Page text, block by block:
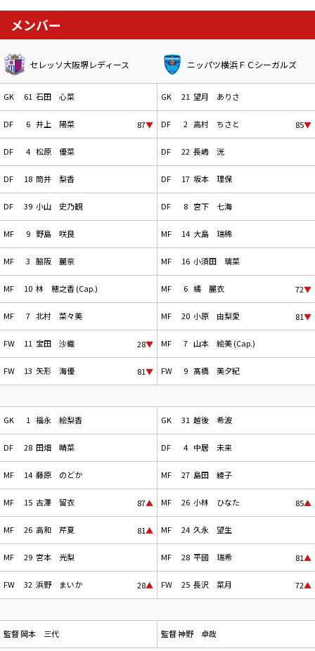
メンバー
セレッソ大阪堺レディース
GK 61 石田 心菜
DF 6 井上 陽菜 87▼
DF 4 松原 優菜
DF 18 筒井 梨香
DF 39 小山 史乃観
MF 9 野島 咲良
MF 3 脇阪 麗奈
MF 10 林 穂之香 (Cap.)
MF 7 北村 菜々美
FW 11 宝田 沙織 28▼
FW 13 矢形 海優 81▼
GK 1 福永 絵梨香
DF 28 田畑 晴菜
MF 14 藤原 のどか
MF 15 古澤 留衣 87▲
MF 26 高和 芹夏 81▲
MF 29 宮本 光梨
FW 32 浜野 まいか 28▲
監督岡本 三代
ニッパツ横浜ＦＣシーガルズ
GK 21 望月 ありさ
DF 2 高村 ちさと 85▼
DF 22 長嶋 洸
DF 17 坂本 理保
DF 8 宮下 七海
MF 14 大島 瑞稀
MF 16 小須田 璃菜
MF 6 橘 麗衣 72▼
MF 20 小原 由梨愛 81▼
MF 7 山本 絵美 (Cap.)
FW 9 髙橋 美夕紀
GK 31 越後 希波
DF 4 中居 未来
MF 27 島田 綾子
MF 26 小林 ひなた 85▲
MF 24 久永 望生
MF 28 平國 瑞希 81▲
FW 25 長沢 菜月 72▲
監督神野 卓哉